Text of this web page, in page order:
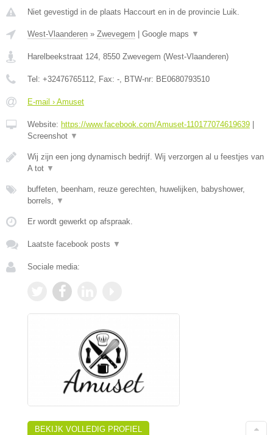
Niet gevestigd in de plaats Haccourt en in de provincie Luik.
West-Vlaanderen » Zwevegem Google maps ▼
Harelbeekstraat 124, 8550 Zwevegem (West-Vlaanderen)
Tel: +32476765112, Fax: -, BTW-nr: BE0680793510
E-mail › Amuset
Website: https://www.facebook.com/Amuset-110177074619639
Screenshot ▼
Wij zijn een jong dynamisch bedrijf. Wij verzorgen al u feestjes van
A tot ▼
buffeten, beenham, reuze gerechten, huwelijken, babyshower,
borrels, ▼
Er wordt gewerkt op afspraak.
Laatste facebook posts ▼
Sociale media:
BEKIJK VOLLEDIG PROFIEL